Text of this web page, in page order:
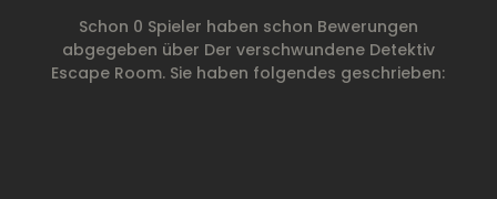
Schon 0 Spieler haben schon Bewerungen
abgegeben über Der verschwundene Detektiv
Escape Room. Sie haben folgendes geschrieben: